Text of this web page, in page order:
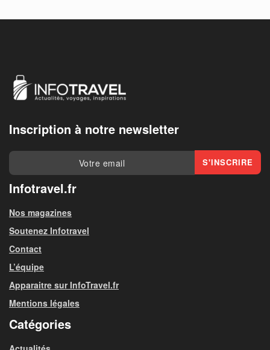
Inscription à notre newsletter
Infotravel.fr
Nos magazines
Soutenez Infotravel
Contact
L’équipe
Apparaitre sur InfoTravel.fr
Mentions légales
Catégories